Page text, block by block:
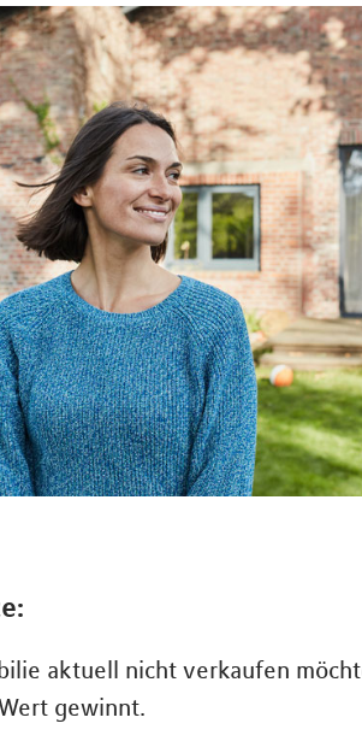
aktuell nicht verkaufen
gewinnt.